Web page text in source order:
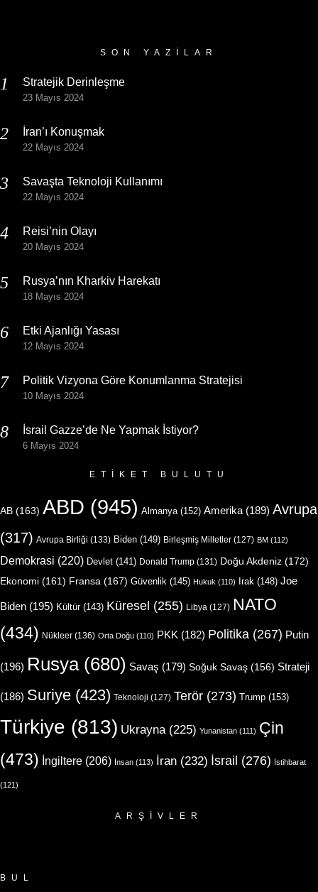
SON YAZILAR
Stratejik Derinleşme
23 Mayıs 2024
İran’ı Konuşmak
22 Mayıs 2024
Savaşta Teknoloji Kullanımı
22 Mayıs 2024
Reisi’nin Olayı
20 Mayıs 2024
Rusya’nın Kharkiv Harekatı
18 Mayıs 2024
Etki Ajanlığı Yasası
12 Mayıs 2024
Politik Vizyona Göre Konumlanma Stratejisi
10 Mayıs 2024
İsrail Gazze’de Ne Yapmak İstiyor?
6 Mayıs 2024
ETIKET BULUTU
AB (163) ABD (945) Almanya (152) Amerika (189) Avrupa
(317) Avrupa Birliği (133) Biden (149) Birleşmiş Milletler (127) BM (112)
Demokrasi (220) Devlet (141) Donald Trump (131) Doğu Akdeniz (172)
Ekonomi (161) Fransa (167) Güvenlik (145) Hukuk (110) Irak (148) Joe
Biden (195) Kültür(143) Küresel (255) Libya (127) NATO
(434) Nükleer (136) Orta Doğu (110) PKK (182) Politika (267) Putin
(196) Rusya(680) Savaş (179) Soğuk Savaş (156) Strateji
(186) Suriye (423) Teknoloji (127) Terör (273) Trump (153)
Türkiye (813) Ukrayna(225) Yunanistan (111) Çin
(473) İngiltere (206) İnsan (113) İran (232) İsrail (276) İstihbarat
(121)
ARŞIVLER
BUL